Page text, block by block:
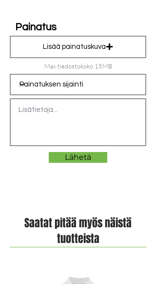
Painatus
Lisää painatuskuva
Max tiedostokoko 15MB
Lähetä
Saatat pitää myös näistä
tuotteista